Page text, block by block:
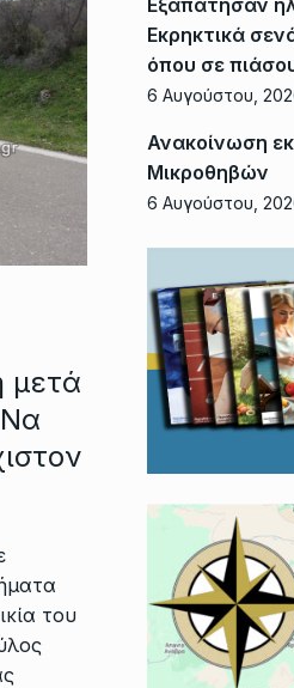
μετά
του
Εξαπάτησαν
Εκρηκτικά
όπου σε
6 Αυγούστου,
Ανακοίνωση
Μικροθηβών
6 Αυγούστου,